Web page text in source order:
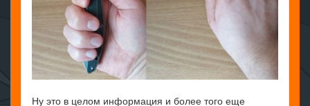
Ну это в целом информация и более того еще